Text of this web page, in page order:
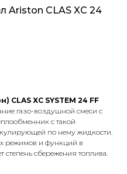
Ariston CLAS XC 24
CLAS XС SYSTEM 24 FF
газо-воздушной смеси с
с такой
по нему жидкости.
режимов и функций в
степень сбережения топлива.